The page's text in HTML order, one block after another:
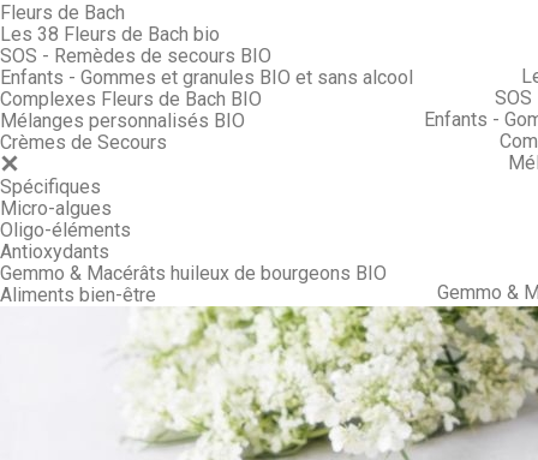
Fleurs de Bach
Les 38 Fleurs de Bach bio
SOS - Remèdes de secours BIO
Enfants - Gommes et granules BIO et sans alcool
Complexes Fleurs de Bach BIO
Mélanges personnalisés BIO
Crèmes de Secours
Spécifiques
Micro-algues
Oligo-éléments
Antioxydants
Gemmo & Macérâts huileux de bourgeons BIO
Aliments bien-être
Enfants -
Gemmo &